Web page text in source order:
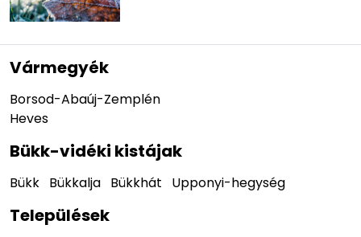
Vármegyék
Borsod-Abaúj-Zemplén
Heves
Bükk-vidéki kistájak
Bükk Bükkalja Bükkhát Upponyi-hegység
Települések